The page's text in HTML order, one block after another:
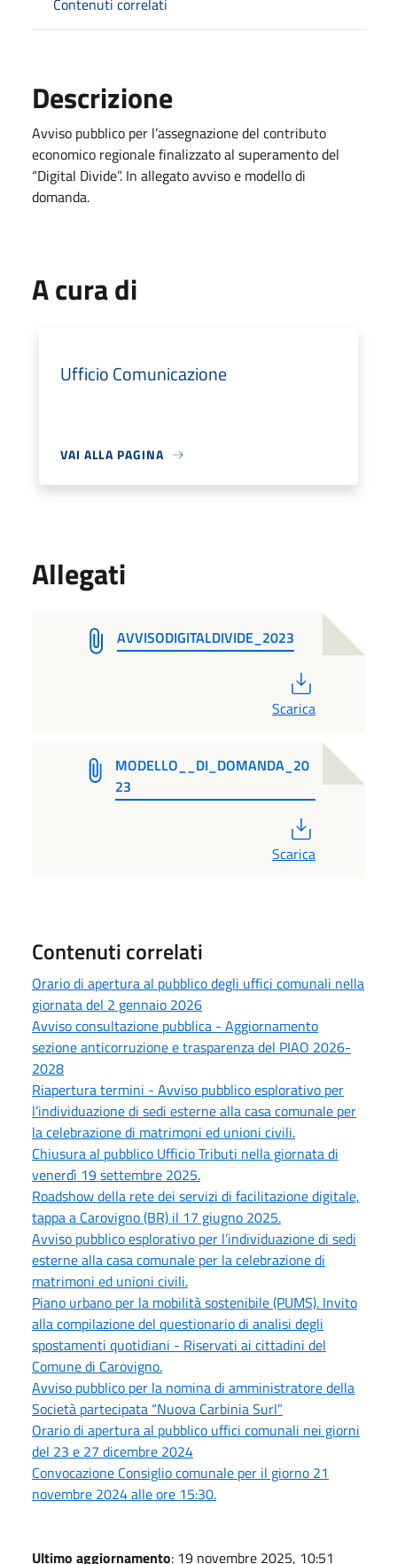
Contenuti correlati
Descrizione
Avviso pubblico per l’assegnazione del contributo
economico regionale finalizzato al superamento del
“Digital Divide”. In allegato avviso e modello di
domanda.
A cura di
Ufficio Comunicazione
VAI ALLA PAGINA
Allegati
AVVISODIGITALDIVIDE_2023
Scarica
MODELLO__DI_DOMANDA_20
23
Scarica
Contenuti correlati
Orario di apertura al pubblico degli uffici comunali nella
giornata del 2 gennaio 2026
Avviso consultazione pubblica - Aggiornamento
sezione anticorruzione e trasparenza del PIAO 2026-
2028
Riapertura termini - Avviso pubblico esplorativo per
l’individuazione di sedi esterne alla casa comunale per
la celebrazione di matrimoni ed unioni civili.
Chiusura al pubblico Ufficio Tributi nella giornata di
venerdì 19 settembre 2025.
Roadshow della rete dei servizi di facilitazione digitale,
tappa a Carovigno (BR) il 17 giugno 2025.
Avviso pubblico esplorativo per l’individuazione di sedi
esterne alla casa comunale per la celebrazione di
matrimoni ed unioni civili.
Piano urbano per la mobilità sostenibile (PUMS). Invito
alla compilazione del questionario di analisi degli
spostamenti quotidiani - Riservati ai cittadini del
Comune di Carovigno.
Avviso pubblico per la nomina di amministratore della
Società partecipata “Nuova Carbinia Surl”
Orario di apertura al pubblico uffici comunali nei giorni
del 23 e 27 dicembre 2024
Convocazione Consiglio comunale per il giorno 21
novembre 2024 alle ore 15:30.
Ultimo aggiornamento: 19 novembre 2025, 10:51